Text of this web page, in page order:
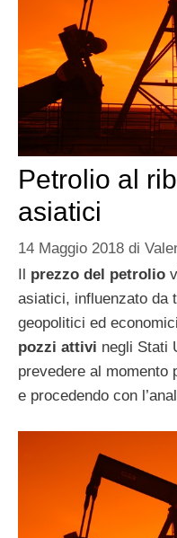
Petrolio al
asiatici
14 Maggio 2018 di
prezzo del petrolio
asiatici, influenzato da
geopolitici ed
pozzi attivi negli Stati
prevedere al momento
e procedendo con